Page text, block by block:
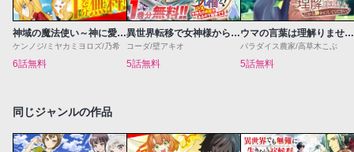
神域の魔法使い～神に愛された落第生は魔法学院へ通う～
ケンノジ/ミヤカミヨロズ/乃希
6話無料
異世界転移で女神様から祝福を！～いえ、手持ちの異能があるので結構です～@COMIC
コーダ/壁アキオ
5話無料
ウマの言葉は理解りませんだから静かにしてください！
パラダイス農家/高草木こぶ
5話無料
同じジャンルの作品